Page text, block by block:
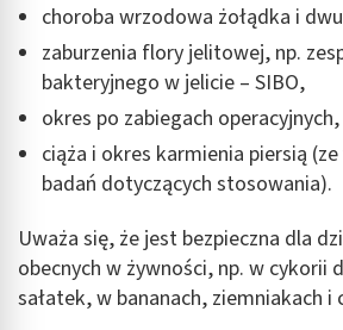
choroba wrzodowa żołądka i
zaburzenia flory jelitowej, np.
bakteryjnego w jelicie – SIBO,
okres po zabiegach operacyjnych,
ciąża i okres karmienia piersią
badań dotyczących stosowania).
Uważa się, że jest bezpieczna dla
obecnych w żywności, np. w cykorii
sałatek, w bananach, ziemniakach i